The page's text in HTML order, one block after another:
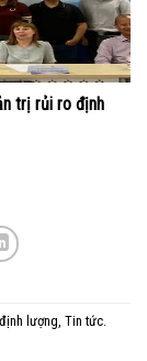
trị rủi ro định
lượng, Tin tức.